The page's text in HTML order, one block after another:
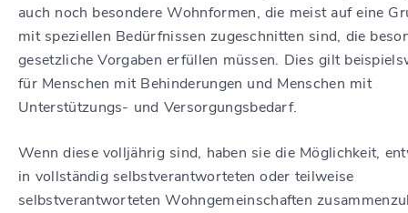
auch noch besondere Wohnformen, die meist auf eine
mit speziellen Bedürfnissen zugeschnitten sind, die
gesetzliche Vorgaben erfüllen müssen. Dies gilt
für Menschen mit Behinderungen und Menschen mit
Unterstützungs- und Versorgungsbedarf.
Wenn diese volljährig sind, haben sie die Möglichkeit,
in vollständig selbstverantworteten oder teilweise
selbstverantworteten Wohngemeinschaften